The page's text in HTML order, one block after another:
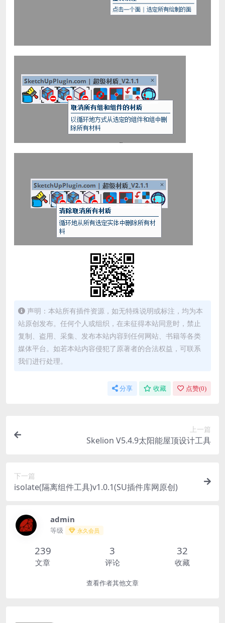
声明：本站所有插件资源，如无特殊说明或标注，均为本
站原创发布。任何个人或组织，在未征得本站同意时，禁止
复制、盗用、采集、发布本站内容到任何网站、书籍等各类
媒体平台。如若本站内容侵犯了原著者的合法权益，可联系
我们进行处理。
分享 收藏 点赞(0)
上一篇
Skelion V5.4.9太阳能屋顶设计工具
下一篇
isolate(隔离组件工具)v1.0.1(SU插件库网原创)
admin
等级 永久会员
239
文章
3
评论
32
收藏
查看作者其他文章